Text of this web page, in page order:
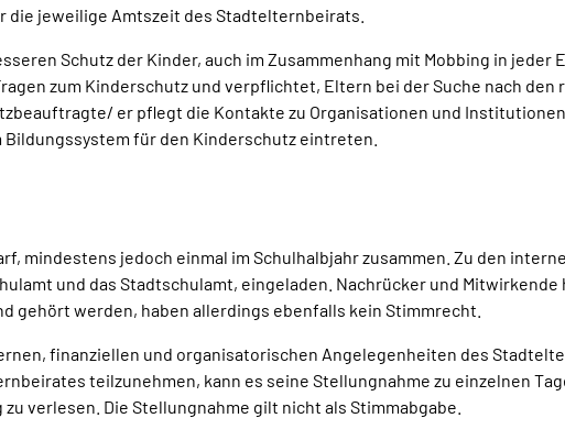
jeweilige Amtszeit des Stadtelternbeirats.
Schutz der Kinder, auch im Zusammenhang mit Mobbing in jeder
zum Kinderschutz und verpflichtet, Eltern bei der Suche nach
er pflegt die Kontakte zu Organisationen und
für den Kinderschutz eintreten.
mindestens jedoch einmal im Schulhalbjahr zusammen. Zu den
und das Stadtschulamt, eingeladen. Nachrücker und
gehört werden, haben allerdings ebenfalls kein Stimmrecht.
finanziellen und organisatorischen Angelegenheiten des
teilzunehmen, kann es seine Stellungnahme zu einzelnen
verlesen. Die Stellungnahme gilt nicht als Stimmabgabe.